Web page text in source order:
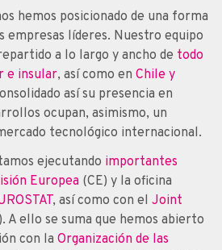
hemos posicionado de una forma
empresas líderes. Nuestro equipo
a lo largo y ancho de todo
e insular, así como en Chile y
así su presencia en
ocupan, asimismo, un
tecnológico internacional.
ejecutando importantes
Europea (CE) y la oficina
, así como con el Joint
A ello se suma que hemos abierto
con la Organización de las